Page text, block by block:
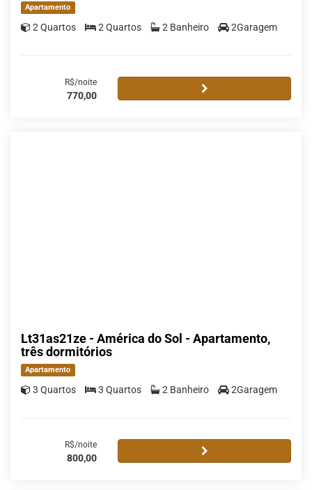
Apartamento
2 Quartos 2 Quartos 2 Banheiro 2Garagem
R$/noite
770,00
Lt31as21ze - América do Sol - Apartamento,
três dormitórios
Apartamento
3 Quartos 3 Quartos 2 Banheiro 2Garagem
R$/noite
800,00